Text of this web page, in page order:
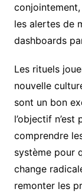
les alertes de
dashboards
Les rituels
nouvelle
sont un bon
l’objectif
comprendre
système pour
change
remonter les